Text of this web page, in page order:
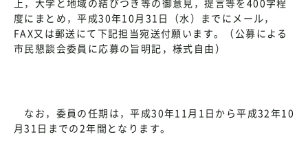
度にまとめ，平成30年10月31日（水）までにメール，
FAX又は郵送にて下記担当宛送付願います。（公募による
市民懇談会委員に応募の旨明記，様式自由）
なお，委員の任期は，平成30年11月1日から平成32年10
月31日までの2年間となります。